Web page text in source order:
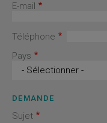
E-mail
Téléphone
Pays
DEMANDE
Sujet